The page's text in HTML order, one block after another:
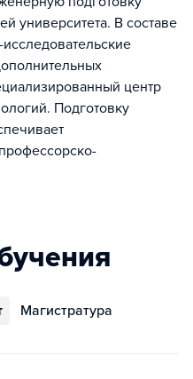
университета. В составе
центр
Подготовку
Магистратура